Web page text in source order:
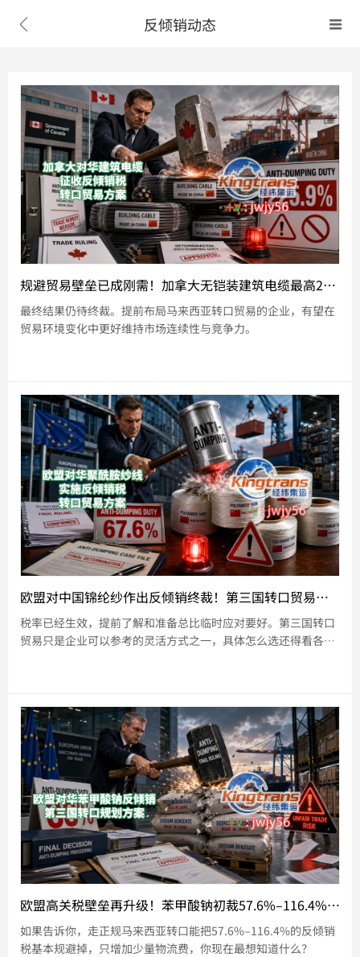
 反倾销动态 
规避贸易壁垒已成刚需！加拿大无铠装建筑电缆最高225.9%双反税，中国出口商如何突围？
最终结果仍待终裁。提前布局马来西亚转口贸易的企业，有望在
贸易环境变化中更好维持市场连续性与竞争力。
欧盟对中国锦纶纱作出反倾销终裁！第三国转口贸易能否稳住市场份额？
税率已经生效，提前了解和准备总比临时应对要好。第三国转口
贸易只是企业可以参考的灵活方式之一，具体怎么选还得看各家
欧盟高关税壁垒再升级！苯甲酸钠初裁57.6%–116.4%税率，中国企业欧洲市场份额告急
如果告诉你，走正规马来西亚转口能把57.6%–116.4%的反倾销
税基本规避掉，只增加少量物流费，你现在最想知道什么？